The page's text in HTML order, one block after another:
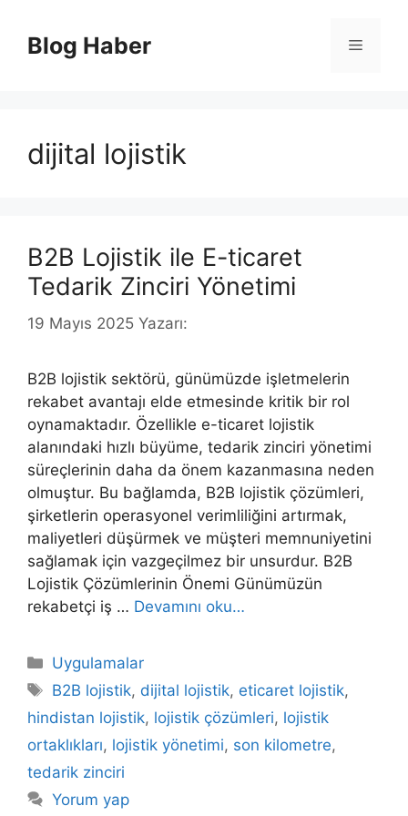
Blog Haber Menü
dijital lojistik
B2B Lojistik ile E-ticaret
Tedarik Zinciri Yönetimi
19 Mayıs 2025 Yazarı:
B2B lojistik sektörü, günümüzde işletmelerin
rekabet avantajı elde etmesinde kritik bir rol
oynamaktadır. Özellikle e-ticaret lojistik
alanındaki hızlı büyüme, tedarik zinciri yönetimi
süreçlerinin daha da önem kazanmasına neden
olmuştur. Bu bağlamda, B2B lojistik çözümleri,
şirketlerin operasyonel verimliliğini artırmak,
maliyetleri düşürmek ve müşteri memnuniyetini
sağlamak için vazgeçilmez bir unsurdur. B2B
Lojistik Çözümlerinin Önemi Günümüzün
rekabetçi iş … Devamını oku…
Kategoriler
Uygulamalar
Etiketler
B2B lojistik, dijital lojistik, eticaret lojistik,
hindistan lojistik, lojistik çözümleri, lojistik
ortaklıkları, lojistik yönetimi, son kilometre,
tedarik zinciri
Yorum yap